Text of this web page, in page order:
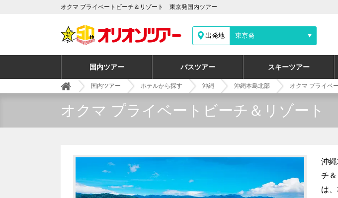
オクマ プライベートビーチ＆リゾート 東京発国内ツアー
出発地 東京発
国内ツアー バスツアー スキーツアー
国内ツアー ホテルから探す 沖縄 沖縄本島北部 オクマ プライベ
オクマ プライベートビーチ＆リゾート
沖
チ
は